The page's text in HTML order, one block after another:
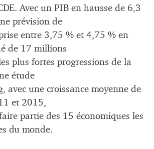
Avec un PIB en hausse de 6,3
prévision de
entre 3,75 % et 4,75 % en
de 17 millions
plus fortes progressions de la
étude
avec une croissance moyenne de
et 2015,
partie des 15 économiques les
du monde.